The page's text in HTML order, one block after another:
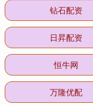
钻石配资
日昇配资
恒牛网
万隆优配